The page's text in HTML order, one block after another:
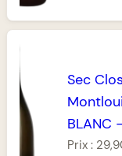
Sec
BLANC -
Prix :